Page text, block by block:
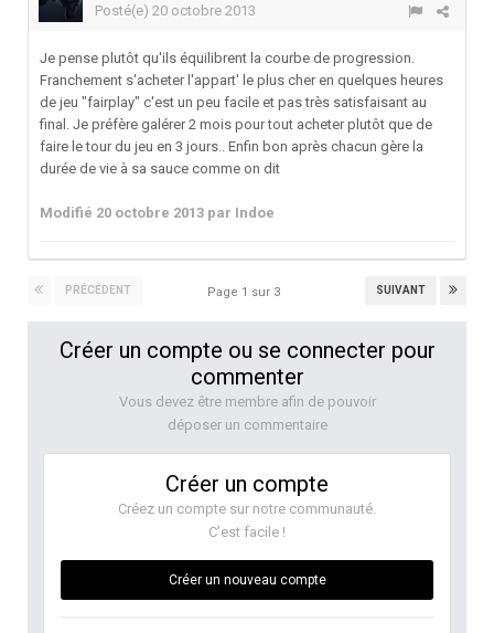
Posté(e) 20 octobre 2013
Je pense plutôt qu'ils équilibrent la courbe de progression.
Franchement s'acheter l'appart' le plus cher en quelques heures
de jeu "fairplay" c'est un peu facile et pas très satisfaisant au
final. Je préfère galérer 2 mois pour tout acheter plutôt que de
faire le tour du jeu en 3 jours.. Enfin bon après chacun gère la
durée de vie à sa sauce comme on dit
Modifié 20 octobre 2013 par Indoe
PRÉCÉDENT SUIVANT
Page 1 sur 3
Créer un compte ou se connecter pour
commenter
Vous devez être membre afin de pouvoir
déposer un commentaire
Créer un compte
Créez un compte sur notre communauté.
C’est facile !
Créer un nouveau compte